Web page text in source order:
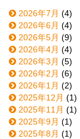
2026年7月 (4)
2026年6月 (4)
2026年5月 (9)
2026年4月 (4)
2026年3月 (5)
2026年2月 (6)
2026年1月 (2)
2025年12月 (1)
2025年11月 (1)
2025年9月 (1)
2025年8月 (1)